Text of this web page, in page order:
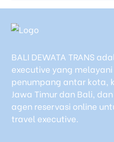
BALI DEWATA TRANS
executive yang
penumpang antar kota,
Jawa Timur dan Bali,
agen reservasi online
travel executive.